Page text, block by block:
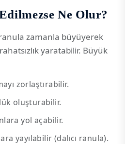
Ne Olur?
zamanla büyüyerek
yaratabilir. Büyük
zorlaştırabilir.
oluşturabilir.
yol açabilir.
yayılabilir (dalıcı ranula).